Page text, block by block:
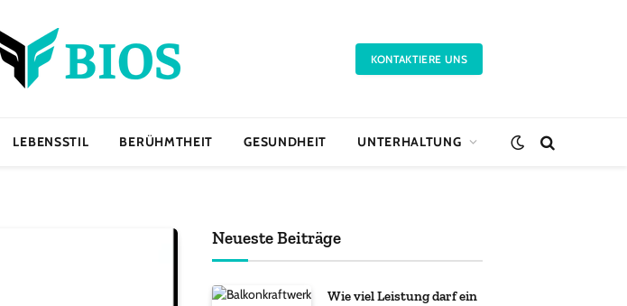
KONTAKTIERE UNS
LEBENSSTIL BERÜHMTHEIT GESUNDHEIT UNTERHALTUNG
Neueste Beiträge
Wie viel Leistung darf ein